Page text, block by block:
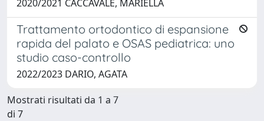
2020/2021 CACCAVALE, MARIELLA
Trattamento ortodontico di espansione
rapida del palato e OSAS pediatrica: uno
studio caso-controllo
2022/2023 DARIO, AGATA
Mostrati risultati da 1 a 7
di 7